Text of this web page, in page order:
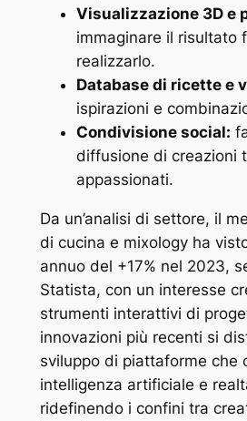
Visualizzazione 3D e
immaginare il risultato
realizzarlo.
Database di ricette e
ispirazioni e
Condivisione social:
diffusione di creazioni
appassionati.
Da un’analisi di settore, il
di cucina e mixology ha
annuo del +17% nel 2023,
Statista, con un interesse
strumenti interattivi di
innovazioni più recenti si
sviluppo di piattaforme che
intelligenza artificiale e
ridefinendo i confini tra